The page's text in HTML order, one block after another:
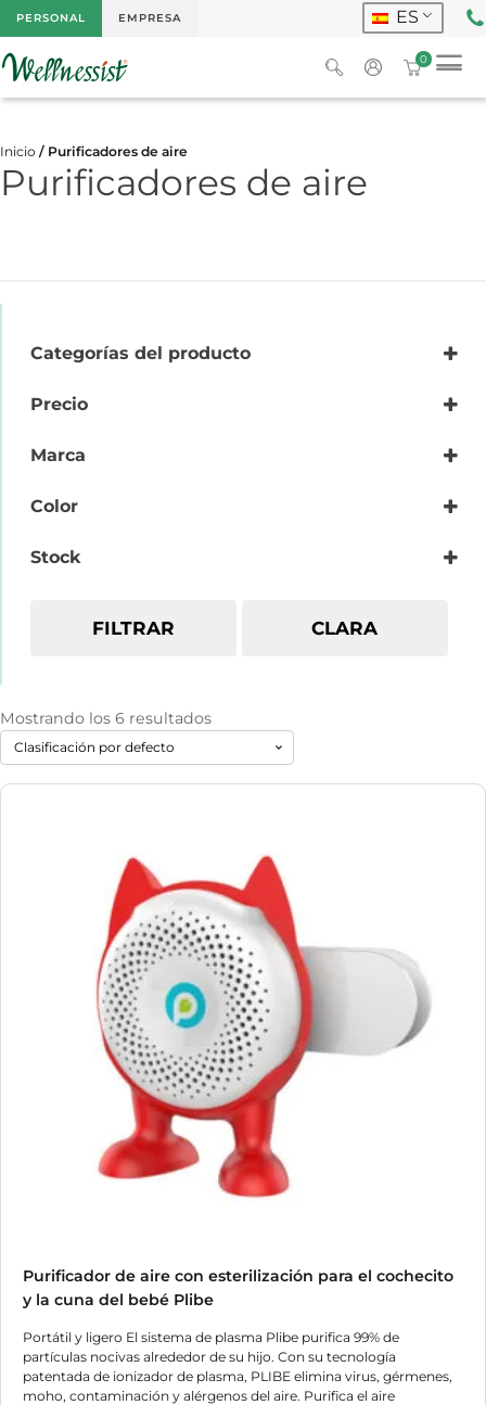
PERSONAL EMPRESA ES
0
Inicio / Purificadores de aire
Purificadores de aire
Categorías del producto
Precio
Marca
Alkaviva
Color
Azul
Blanco
Stock
FILTRAR CLARA
Mostrando los 6 resultados
Purificador de aire con esterilización para el cochecito
y la cuna del bebé Plibe
Portátil y ligero El sistema de plasma Plibe purifica 99% de
partículas nocivas alrededor de su hijo. Con su tecnología
patentada de ionizador de plasma, PLIBE elimina virus, gérmenes,
moho, contaminación y alérgenos del aire. Purifica el aire